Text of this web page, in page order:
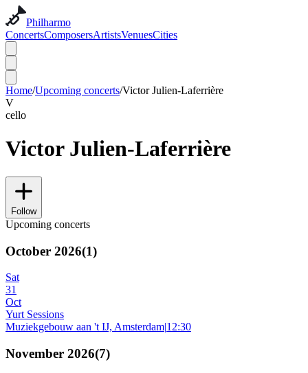
Philharmo
ConcertsComposersArtistsVenuesCities
Home/Upcoming concerts/Victor Julien-Laferrière
V
cello
Victor Julien-Laferrière
Follow
Upcoming concerts
October 2026(1)
Sat
31
Oct
Yurt Sessions
Muziekgebouw aan 't IJ, Amsterdam|12:30
November 2026(7)